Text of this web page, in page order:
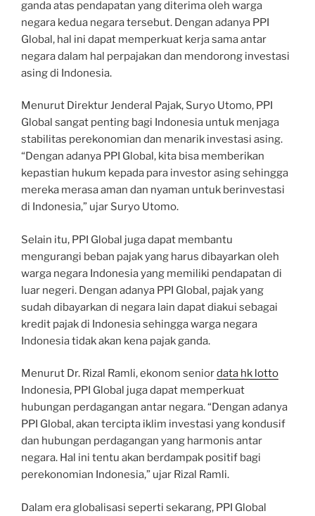
ganda atas pendapatan yang diterima oleh warga
negara kedua negara tersebut. Dengan adanya PPI
Global, hal ini dapat memperkuat kerja sama antar
negara dalam hal perpajakan dan mendorong investasi
asing di Indonesia.
Menurut Direktur Jenderal Pajak, Suryo Utomo, PPI
Global sangat penting bagi Indonesia untuk menjaga
stabilitas perekonomian dan menarik investasi asing.
“Dengan adanya PPI Global, kita bisa memberikan
kepastian hukum kepada para investor asing sehingga
mereka merasa aman dan nyaman untuk berinvestasi
di Indonesia,” ujar Suryo Utomo.
Selain itu, PPI Global juga dapat membantu
mengurangi beban pajak yang harus dibayarkan oleh
warga negara Indonesia yang memiliki pendapatan di
luar negeri. Dengan adanya PPI Global, pajak yang
sudah dibayarkan di negara lain dapat diakui sebagai
kredit pajak di Indonesia sehingga warga negara
Indonesia tidak akan kena pajak ganda.
Menurut Dr. Rizal Ramli, ekonom seniordata hk lotto
Indonesia, PPI Global juga dapat memperkuat
hubungan perdagangan antar negara. “Dengan adanya
PPI Global, akan tercipta iklim investasi yang kondusif
dan hubungan perdagangan yang harmonis antar
negara. Hal ini tentu akan berdampak positif bagi
perekonomian Indonesia,” ujar Rizal Ramli.
Dalam era globalisasi seperti sekarang, PPI Global